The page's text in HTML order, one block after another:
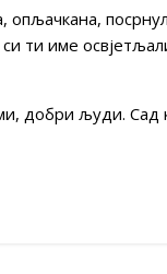
ти име
добри људи. Сад